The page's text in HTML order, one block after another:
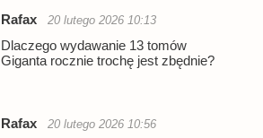
Rafax 20 lutego 2026 10:13
Dlaczego wydawanie 13 tomów
Giganta rocznie trochę jest zbędnie?
Rafax 20 lutego 2026 10:56